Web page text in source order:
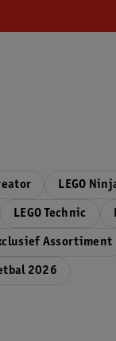
LEGO
LEGO Technic
Assortiment
2026